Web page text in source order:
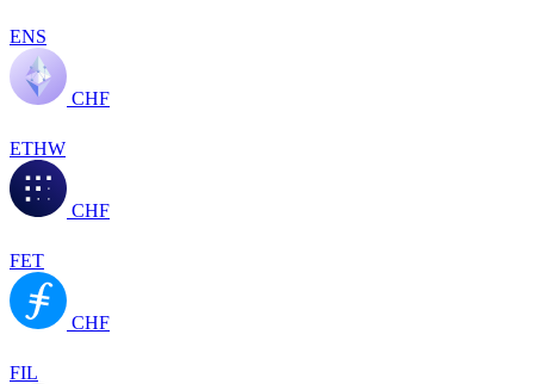
ENS
CHF
ETHW
CHF
FET
CHF
FIL